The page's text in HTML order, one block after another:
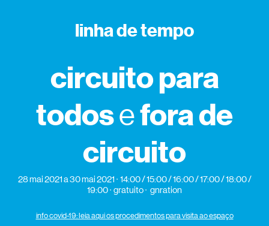
linha de tempo
circuito para
todosefora de
circuito
28 mai 2021a 30 mai 2021 14:00 / 15:00 / 16:00 / 17:00 / 18:00 /
19:00 gratuito gnration
info covid-19: leia aqui os procedimentos para visita ao espaço